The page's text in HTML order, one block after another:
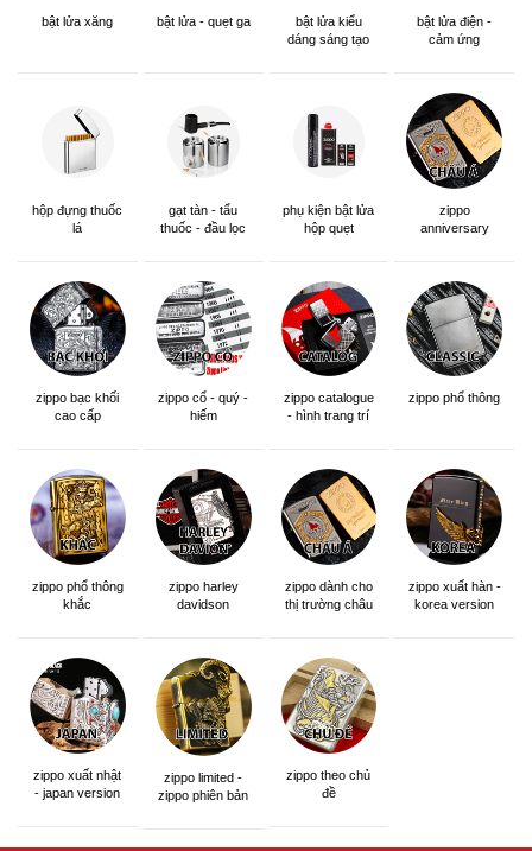
bật lửa xăng bật lửa - quẹt ga
bật lửa kiểu
dáng sáng tạo
bật lửa điện -
cảm ứng
hộp đựng thuốc
lá
gạt tàn - tẩu
thuốc - đầu lọc
phụ kiện bật lửa
hộp quẹt
zippo
anniversary
zippo bạc khối
cao cấp
zippo cổ - quý -
hiếm
zippo catalogue
- hình trang trí
zippo phổ thông
zippo phổ thông
khắc
zippo harley
davidson
zippo dành cho
thị trường châu
zippo xuất hàn -
korea version
zippo xuất nhật
- japan version
zippo limited -
zippo phiên bản
zippo theo chủ
đề